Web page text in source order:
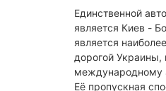
Единственной
является Киев -
является
дорогой Украины,
международному
Её пропускная